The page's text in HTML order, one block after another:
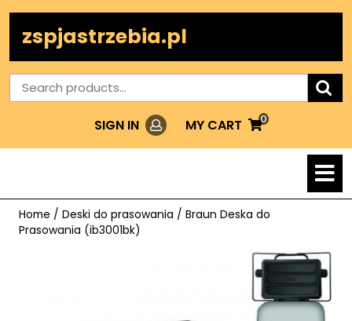
contentzspjastrzebia.pl
Search
for:
SIGN IN LoginMY CART
MY
0
Home / Deski do prasowania / Braun Deska do
Prasowania (ib3001bk)